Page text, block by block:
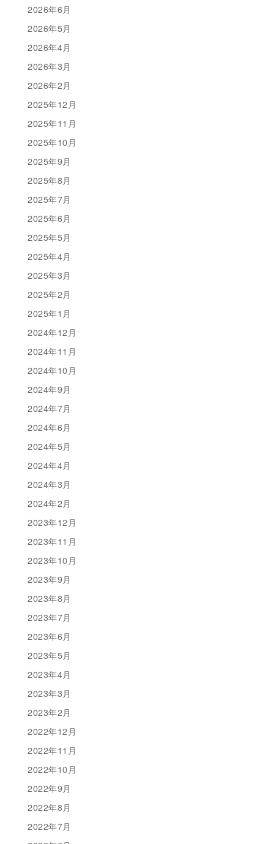
2026年6月
2026年5月
2026年4月
2026年3月
2026年2月
2025年12月
2025年11月
2025年10月
2025年9月
2025年8月
2025年7月
2025年6月
2025年5月
2025年4月
2025年3月
2025年2月
2025年1月
2024年12月
2024年11月
2024年10月
2024年9月
2024年7月
2024年6月
2024年5月
2024年4月
2024年3月
2024年2月
2023年12月
2023年11月
2023年10月
2023年9月
2023年8月
2023年7月
2023年6月
2023年5月
2023年4月
2023年3月
2023年2月
2022年12月
2022年11月
2022年10月
2022年9月
2022年8月
2022年7月